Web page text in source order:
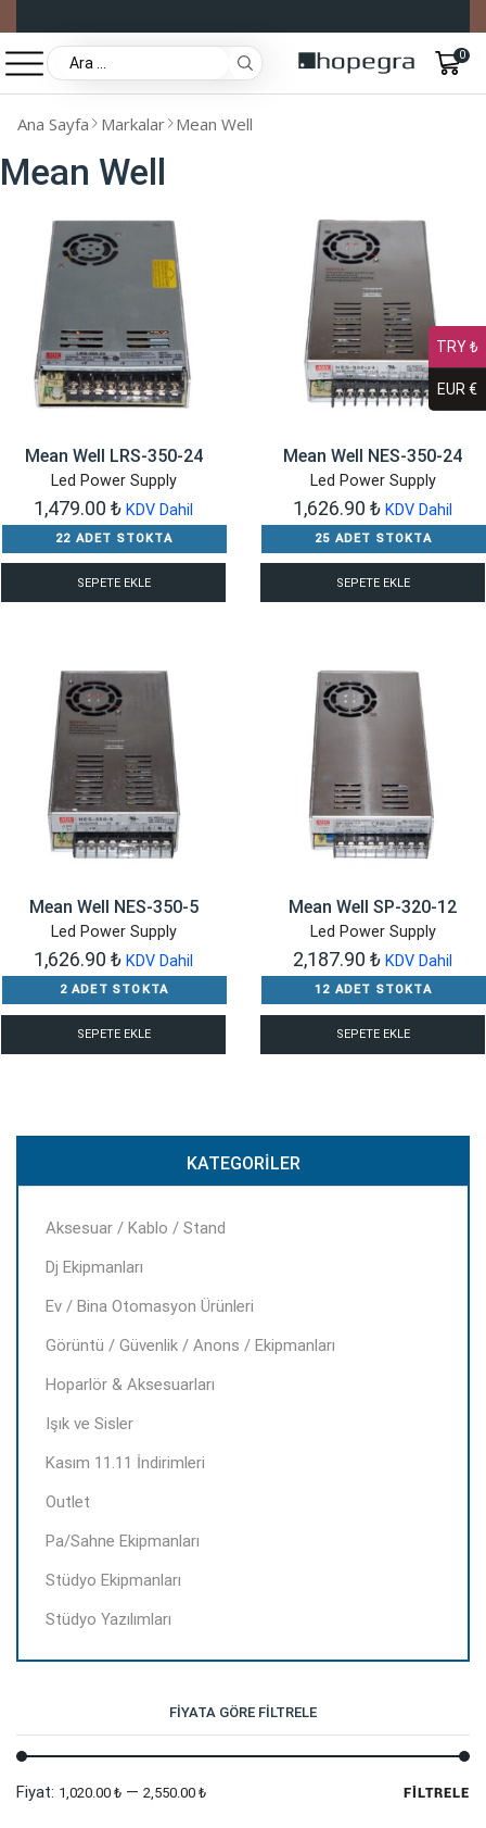
0
Ana Sayfa Markalar Mean Well
Mean Well
Mean Well LRS-350-24
Led Power Supply
1,479.00 ₺ KDV Dahil
22 ADET STOKTA
SEPETE EKLE
Mean Well NES-350-24
Led Power Supply
1,626.90 ₺ KDV Dahil
25 ADET STOKTA
SEPETE EKLE
Mean Well NES-350-5
Led Power Supply
1,626.90 ₺ KDV Dahil
2 ADET STOKTA
SEPETE EKLE
Mean Well SP-320-12
Led Power Supply
2,187.90 ₺ KDV Dahil
12 ADET STOKTA
SEPETE EKLE
KATEGORILER
Aksesuar / Kablo / Stand
Dj Ekipmanları
Ev / Bina Otomasyon Ürünleri
Görüntü / Güvenlik / Anons / Ekipmanları
Hoparlör & Aksesuarları
Işık ve Sisler
Kasım 11.11 İndirimleri
Outlet
Pa/Sahne Ekipmanları
Stüdyo Ekipmanları
Stüdyo Yazılımları
FIYATA GÖRE FILTRELE
En
En
FILTRELE
Fiyat: 1,020.00 ₺ — 2,550.00 ₺
TRY ₺
EUR €